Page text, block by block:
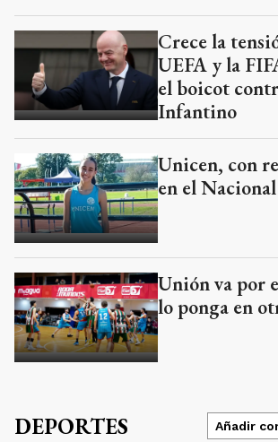
Crece la
UEFA y la
el boicot
Infantino
Unicen, con
en el
Unión va por
lo ponga en
DEPORTES Añadir